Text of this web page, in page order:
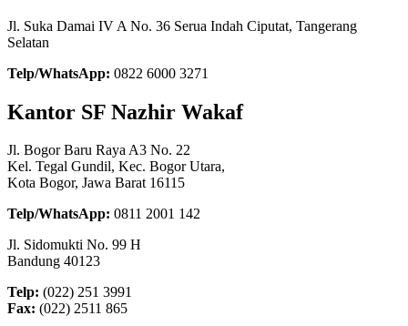
Jl. Suka Damai IV A No. 36 Serua Indah Ciputat, Tangerang
Selatan
Telp/WhatsApp: 0822 6000 3271
Kantor SF Nazhir Wakaf
Jl. Bogor Baru Raya A3 No. 22
Kel. Tegal Gundil, Kec. Bogor Utara,
Kota Bogor, Jawa Barat 16115
Telp/WhatsApp: 0811 2001 142
Jl. Sidomukti No. 99 H
Bandung 40123
Telp: (022) 251 3991
Fax: (022) 2511 865